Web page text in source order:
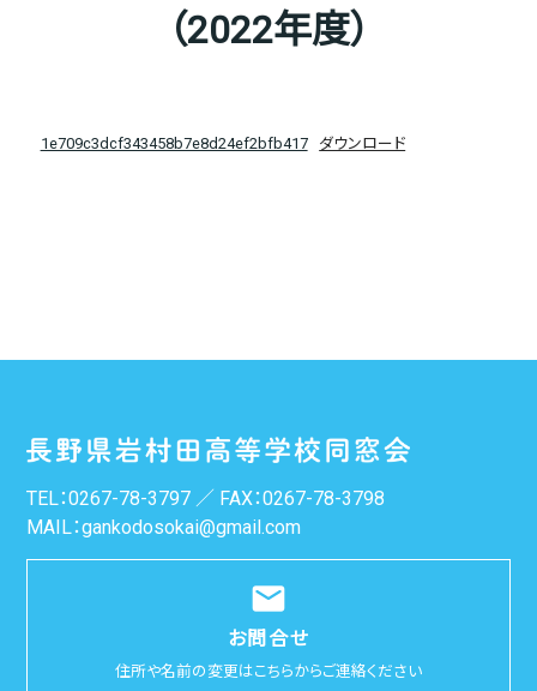
（2022年度）
1e709c3dcf343458b7e8d24ef2bfb417 ダウンロード
TEL：0267-78-3797 ／ FAX：0267-78-3798
MAIL：gankodosokai@gmail.com
email
お問合せ
住所や名前の変更はこちらからご連絡ください